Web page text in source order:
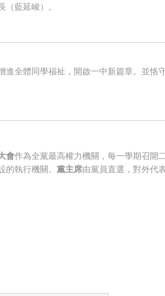
藍延峻）。
進全體同學福祉，開啟一中新篇章。並
會作為全黨最高權力機關，每一學期召開
的執行機關。 黨主席由黨員直選，對外代